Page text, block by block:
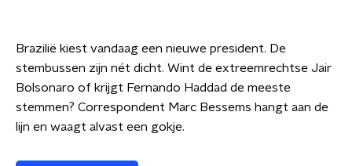
Brazilië kiest vandaag een nieuwe president. De
stembussen zijn nét dicht. Wint de extreemrechtse Jair
Bolsonaro of krijgt Fernando Haddad de meeste
stemmen? Correspondent Marc Bessems hangt aan de
lijn en waagt alvast een gokje.